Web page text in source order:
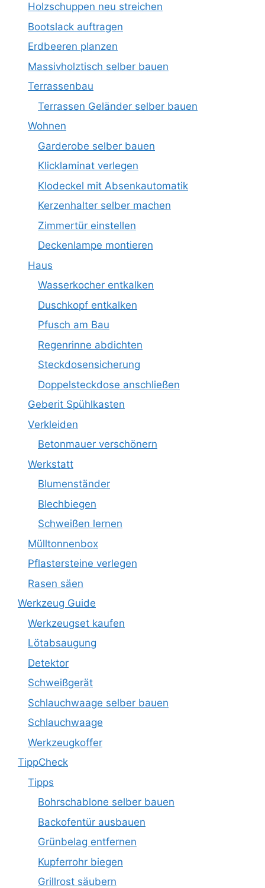
Holzschuppen neu streichen
Bootslack auftragen
Erdbeeren planzen
Massivholztisch selber bauen
Terrassenbau
Terrassen Geländer selber bauen
Wohnen
Garderobe selber bauen
Klicklaminat verlegen
Klodeckel mit Absenkautomatik
Kerzenhalter selber machen
Zimmertür einstellen
Deckenlampe montieren
Haus
Wasserkocher entkalken
Duschkopf entkalken
Pfusch am Bau
Regenrinne abdichten
Steckdosensicherung
Doppelsteckdose anschließen
Geberit Spühlkasten
Verkleiden
Betonmauer verschönern
Werkstatt
Blumenständer
Blechbiegen
Schweißen lernen
Mülltonnenbox
Pflastersteine verlegen
Rasen säen
Werkzeug Guide
Werkzeugset kaufen
Lötabsaugung
Detektor
Schweißgerät
Schlauchwaage selber bauen
Schlauchwaage
Werkzeugkoffer
TippCheck
Tipps
Bohrschablone selber bauen
Backofentür ausbauen
Grünbelag entfernen
Kupferrohr biegen
Grillrost säubern